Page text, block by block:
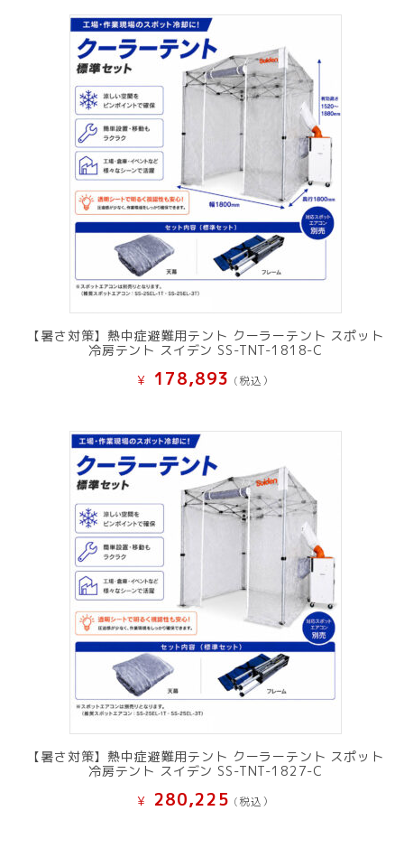
【暑さ対策】熱中症避難用テント クーラーテント スポット
冷房テント スイデン SS-TNT-1818-C
¥ 178,893 (税込）
【暑さ対策】熱中症避難用テント クーラーテント スポット
冷房テント スイデン SS-TNT-1827-C
¥ 280,225 (税込）